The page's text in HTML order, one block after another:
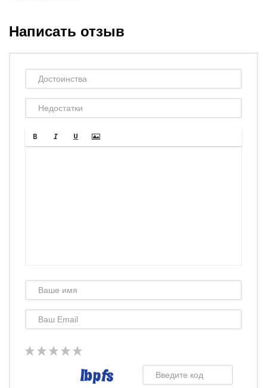
Написать отзыв